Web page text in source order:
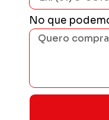
No que